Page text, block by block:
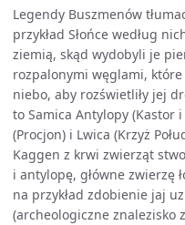
Legendy Buszmenów
przykład Słońce według
ziemią, skąd wydobyli je
rozpalonymi węglami,
niebo, aby rozświetliły jej
to Samica Antylopy (Kastor
(Procjon) i Lwica (Krzyż
Kaggen z krwi zwierząt
i antylopę, główne zwierzę
na przykład zdobienie jaj
(archeologiczne znalezisko